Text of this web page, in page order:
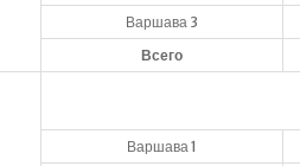
Варшава 3
Всего
Варшава 1